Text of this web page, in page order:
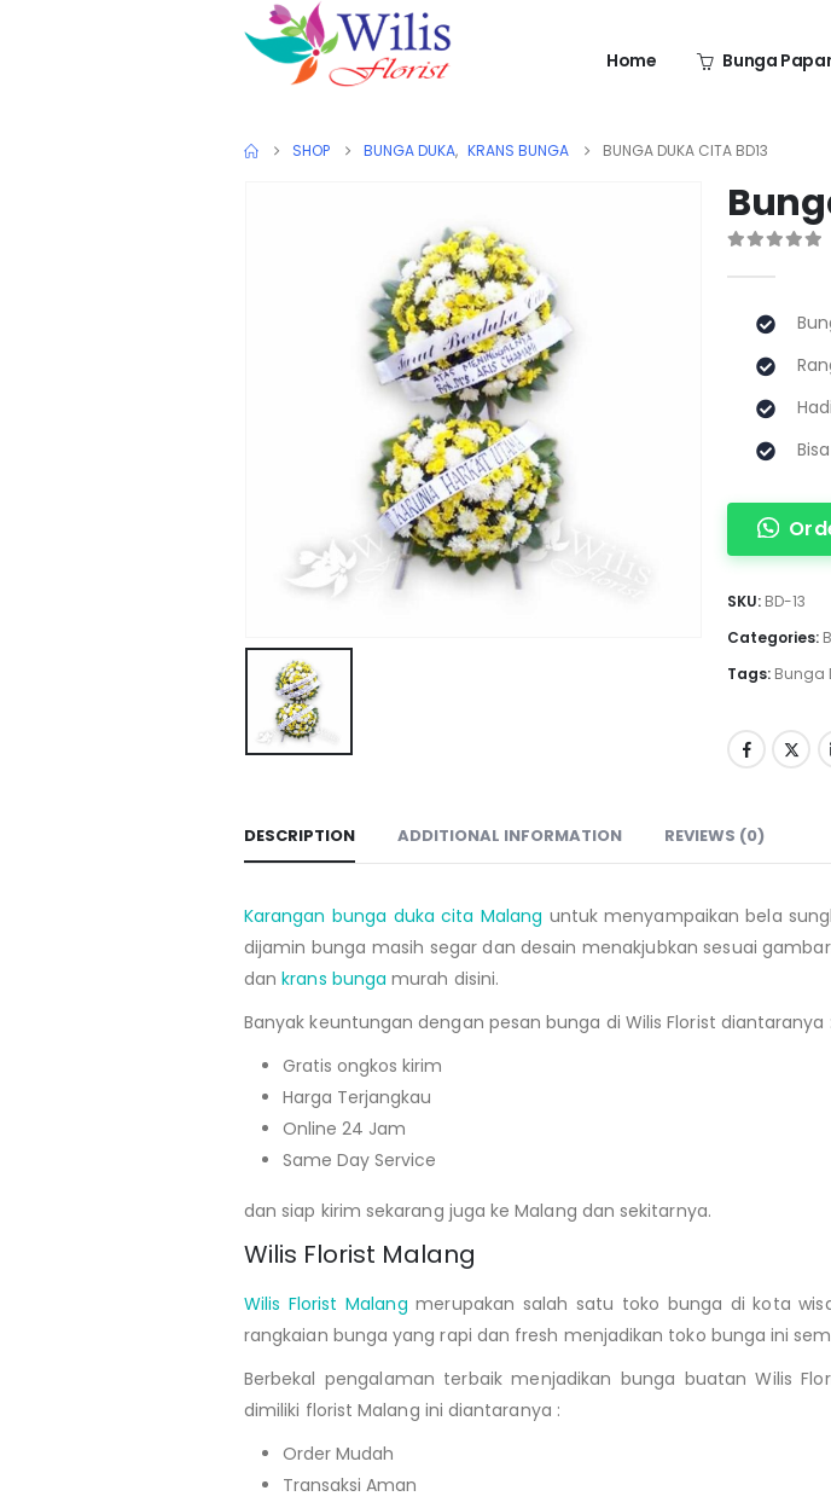
Home Bunga
SHOP BUNGA DUKA, KRANS BUNGA BUNGA DUKA CITA BD13
SKU: BD-13
Categories:
Tags: Bunga
DESCRIPTION ADDITIONAL INFORMATION REVIEWS (0)
Karangan bunga duka cita Malang untuk menyampaikan bela
dijamin bunga masih segar dan desain menakjubkan sesuai
dankrans bunga murah disini.
Banyak keuntungan dengan pesan bunga di Wilis Florist diantaranya :
Gratis ongkos kirim
Harga Terjangkau
Online 24 Jam
Same Day Service
dan siap kirim sekarang juga ke Malang dan sekitarnya.
Wilis Florist Malang
Wilis Florist Malang merupakan salah satu toko bunga di kota
rangkaian bunga yang rapi dan fresh menjadikan toko bunga ini
Berbekal pengalaman terbaik menjadikan bunga buatan Wilis
dimiliki florist Malang ini diantaranya :
Order Mudah
Transaksi Aman